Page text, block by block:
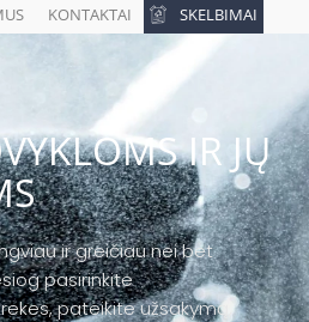
KONTAKTAI SKELBIMAI
IR JŲ
ir greičiau nei bet
pasirinkite
pateikite užsakymą,